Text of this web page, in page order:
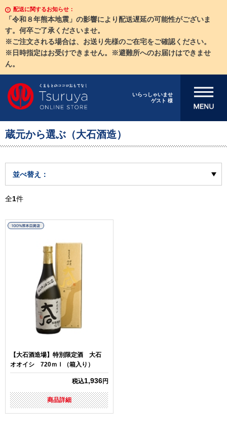
配送に関するお知らせ：
「令和８年熊本地震」の影響により配送遅延の可能性がございま
す。何卒ご了承くださいませ。
※ご注文される場合は、お送り先様のご在宅をご確認ください。
※日時指定はお受けできません。※避難所へのお届けはできませ
ん。
いらっしゃいませ
ゲスト 様
メニューを開
蔵元から選ぶ（大石酒造）
並べ替え：
全1件
【大石酒造場】特別限定酒 大石
オオイシ 720ｍｌ（箱入り）
税込1,936円
商品詳細